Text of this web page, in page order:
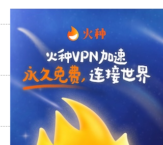
支持 [0] 反对 [0]
支持